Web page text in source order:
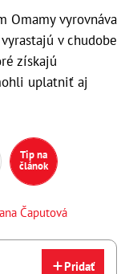
Omamy vyrovnáva
v chudobe
získajú
uplatniť aj
Tip na
článok
Čaputová
Pridať